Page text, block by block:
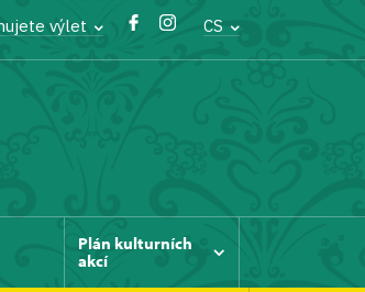
výlet CS
Plán kulturních
akcí